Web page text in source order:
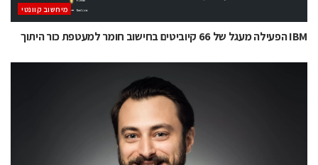
מיחשוב קוונטי
IBM הפעילה מעגל של 66 קיוביטים בחישוב חומר למעטפת כור היתוך